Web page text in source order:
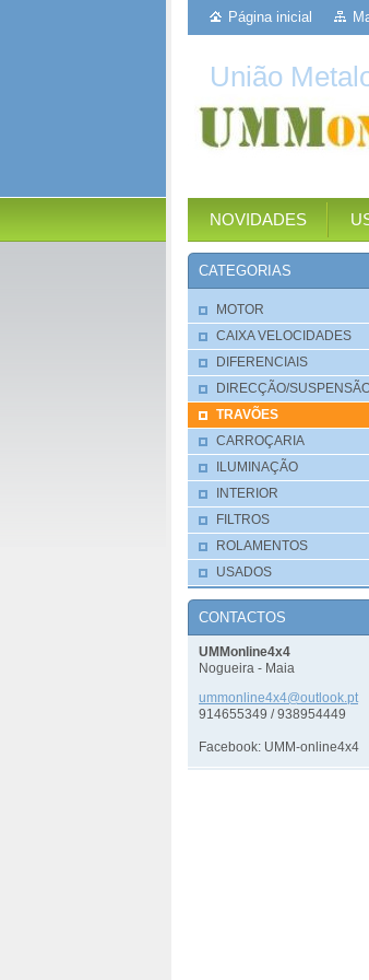
Página inicial
União
NOVIDADES
CATEGORIAS
MOTOR
CAIXA VELOCIDADES
DIFERENCIAIS
DIRECÇÃO/
TRAVÕES
CARROÇARIA
ILUMINAÇÃO
INTERIOR
FILTROS
ROLAMENTOS
USADOS
CONTACTOS
UMMonline4x4
Nogueira - Maia
ummonline4x4@out look.pt
914655349 / 938954449
Facebook: UMM-online4x4